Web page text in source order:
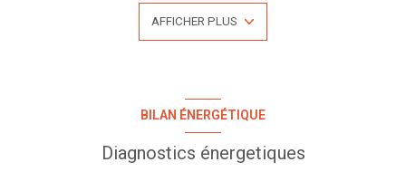
Sous-sol complet en béton armé avec garage 3 voitures, une cave
de 30 m², une chaufferie de 14 m² et une pièce habitable de 17
contacter au 04.27.19.46.86, LYON EXTRAMUROS.
Bien proposé par Franck VIEILLEDENT - Statut d'agent commercial
AFFICHER PLUS
BILAN ÉNERGÉTIQUE
Diagnostics énergetiques